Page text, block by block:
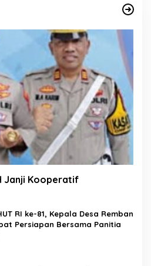
Janji Kooperatif
RI ke-81, Kepala Desa Remban
Persiapan Bersama Panitia